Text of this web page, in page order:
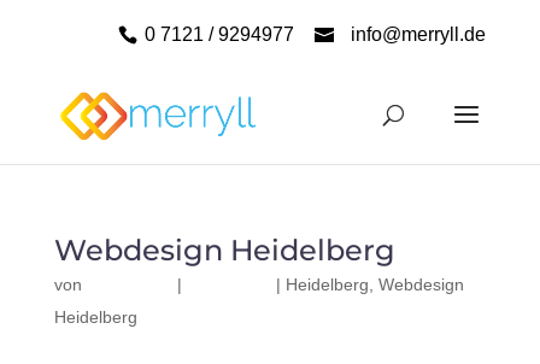
0 7121 / 9294977 info@merryll.de
Webdesign Heidelberg
von | | Heidelberg Webdesign
Heidelberg